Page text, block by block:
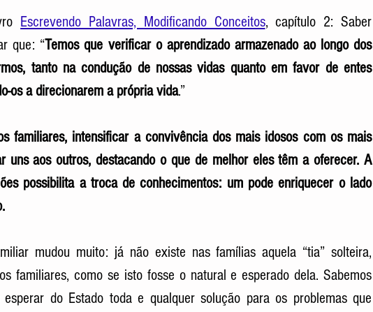
Escrevendo Palavras, Modificando Conceitos, capítulo 2: Saber
que: “Temos que verificar o aprendizado armazenado ao longo dos
tanto na condução de nossas vidas quanto em favor de entes
os a direcionarem a própria vida.”
familiares, intensificar a convivência dos mais idosos com os mais
uns aos outros, destacando o que de melhor eles têm a oferecer. A
possibilita a troca de conhecimentos: um pode enriquecer o lado
mudou muito: já não existe nas famílias aquela “tia” solteira,
familiares, como se isto fosse o natural e esperado dela. Sabemos
do Estado toda e qualquer solução para os problemas que